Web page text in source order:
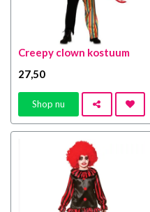
Creepy clown kostuum
27 ,50
Shop nu